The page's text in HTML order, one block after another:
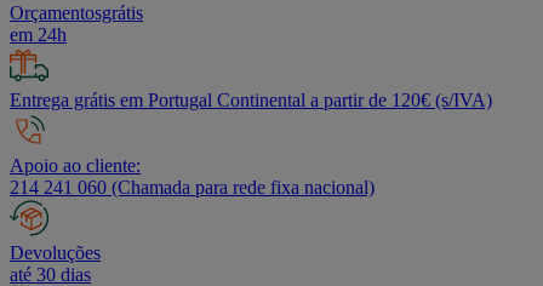
Orçamentosgrátis
em 24h
Entrega grátis em Portugal Continental a partir de 120€ (s/IVA)
Apoio ao cliente:
214 241 060 (Chamada para rede fixa nacional)
Devoluções
até 30 dias